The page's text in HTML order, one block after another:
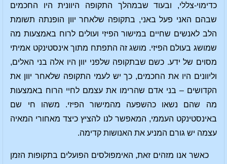
כדימוי-צללי, ובעוד שבמהלך התקופה היוונית היו החכמים
שבהם האני פעל באני, בתקופה שלאחר יוון הופנתה תשומת
הלב לאנשים שחיים במישור הפיזי ועולים לרוח באמצעות מה
שמושג בעולם הפיזי. מושג זה התפתח מתוך אינסטינקט אמיתי
מסוים של ידע. כשם שבתקופה שלפני יוון היו אלה בני האלים,
וליוונים היו את החכמים, כך יש לעמי התקופה שלאחר יוון את
הקדושים – בני אדם שהרימו את עצמם לחיי הרוח באמצעות
מה שהם נשאו כהשפעה מהמישור הפיזי. משהו חי שם
באינסטינקט העממי, המאפשר לנו להציץ כיצד מאחורי המאיה
עצמה יש גורם המניע את האנושות קדימה.
כאשר אנו מזהים זאת, האימפולסים הפועלים בתקופות הזמן